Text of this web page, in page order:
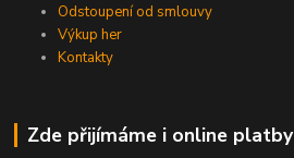
Odstoupení od smlouvy
Výkup her
Kontakty
Zde přijímáme i online platby